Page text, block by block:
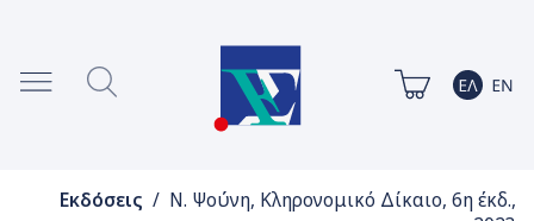
Εκδόσεις / Ν. Ψούνη, Κληρονομικό Δίκαιο, 6η έκδ.,